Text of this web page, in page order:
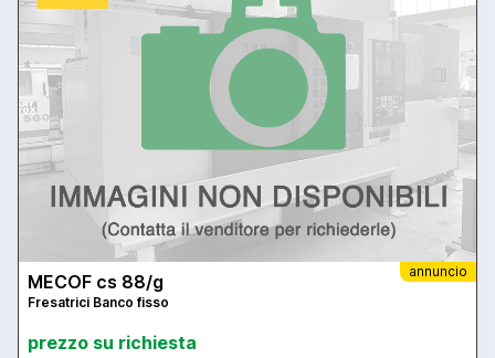
annuncio
MECOF cs 88/g
Fresatrici Banco fisso
prezzo su richiesta